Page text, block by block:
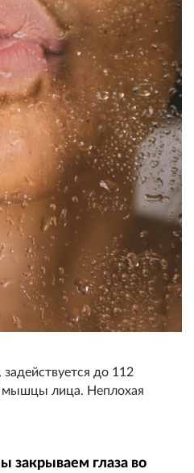
до 112
лица. Неплохая
закрываем глаза во